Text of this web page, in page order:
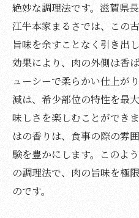
絶妙な調理法です。滋賀県
江牛本家まるさでは、この
旨味を余すことなく引き出
効果により、肉の外側は香
ューシーで柔らかい仕上が
減は、希少部位の特性を最
味しさを楽しむことができ
はの香りは、食事の際の雰
験を豊かにします。このよ
の調理法で、肉の旨味を極
のです。